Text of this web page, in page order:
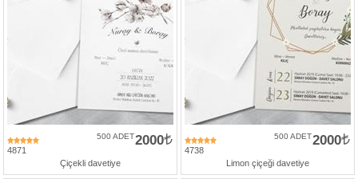
4871
2000
500 ADET
Çiçekli davetiye
4738
2000
500 ADET
Limon çiçeği davetiye